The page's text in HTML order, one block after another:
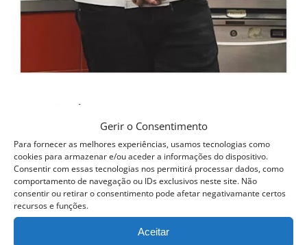
Gerir o Consentimento
Para fornecer as melhores experiências, usamos tecnologias como
cookies para armazenar e/ou aceder a informações do dispositivo.
Consentir com essas tecnologias nos permitirá processar dados, como
comportamento de navegação ou IDs exclusivos neste site. Não
consentir ou retirar o consentimento pode afetar negativamante certos
recursos e funções.
Aceitar
Ricardo Mourão
Chef de Cozinha
Cursos Relacionados